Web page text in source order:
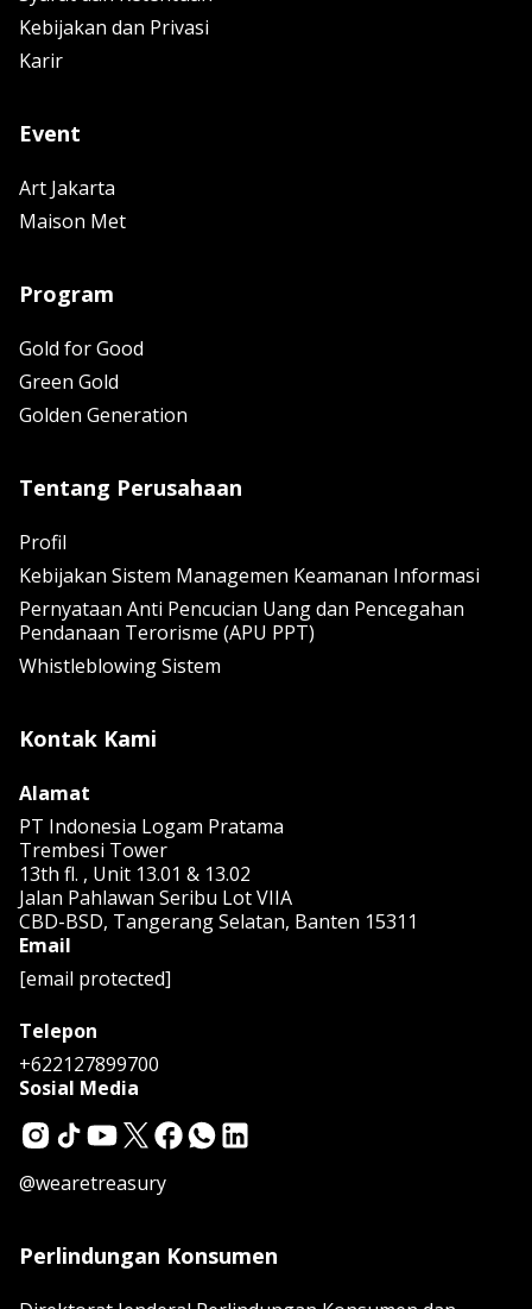
Kebijakan dan Privasi
Karir
Event
Art Jakarta
Maison Met
Program
Gold for Good
Green Gold
Golden Generation
Tentang Perusahaan
Profil
Kebijakan Sistem Managemen Keamanan Informasi
Pernyataan Anti Pencucian Uang dan Pencegahan
Pendanaan Terorisme (APU PPT)
Whistleblowing Sistem
Kontak Kami
Alamat
PT Indonesia Logam Pratama
Trembesi Tower
13th fl. , Unit 13.01 & 13.02
Jalan Pahlawan Seribu Lot VIIA
CBD-BSD, Tangerang Selatan, Banten 15311
Email
[email protected]
Telepon
+622127899700
Sosial Media
@wearetreasury
Perlindungan Konsumen